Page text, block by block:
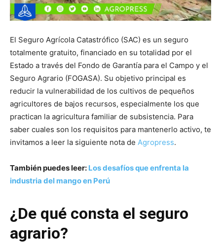
El Seguro Agrícola Catastrófico (SAC) es un seguro
totalmente gratuito, financiado en su totalidad por el
Estado a través del Fondo de Garantía para el Campo y el
Seguro Agrario (FOGASA). Su objetivo principal es
reducir la vulnerabilidad de los cultivos de pequeños
agricultores de bajos recursos, especialmente los que
practican la agricultura familiar de subsistencia. Para
saber cuales son los requisitos para mantenerlo activo, te
invitamos a leer la siguiente nota de Agropress.
También puedes leer: Los desafíos que enfrenta la
industria del mango en Perú
¿De qué consta el seguro
agrario?